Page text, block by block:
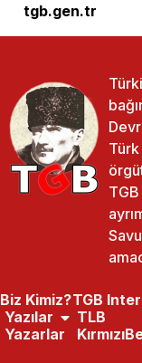
tgb.gen.tr
Biz Kimiz?
Yazılar
Yazarlar
TGB
TLB